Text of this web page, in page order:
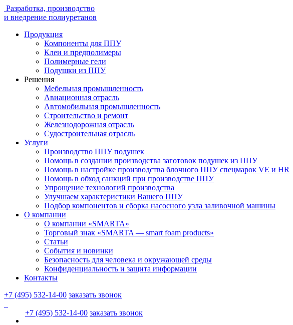
Разработка, производство
и внедрение полиуретанов
Продукция
Компоненты для ППУ
Клеи и предполимеры
Полимерные гели
Подушки из ППУ
Решения
Мебельная промышленность
Авиационная отрасль
Автомобильная промышленность
Строительство и ремонт
Железнодорожная отрасль
Судостроительная отрасль
Услуги
Производство ППУ подушек
Помощь в создании производства заготовок подушек из ППУ
Помощь в настройке производства блочного ППУ спецмарок VE и HR
Помощь в обход санкций при производстве ППУ
Упрощение технологий производства
Улучшаем характеристики Вашего ППУ
Подбор компонентов и сборка насосного узла заливочной машины
О компании
О компании «SMARTA»
Торговый знак «SMARTA — smart foam products»
Статьи
События и новинки
Безопасность для человека и окружающей среды
Конфиденциальность и защита информации
Контакты
+7 (495) 532-14-00 заказать звонок
+7 (495) 532-14-00 заказать звонок